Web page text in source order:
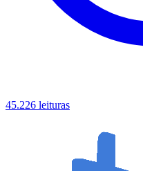
45.226 leituras